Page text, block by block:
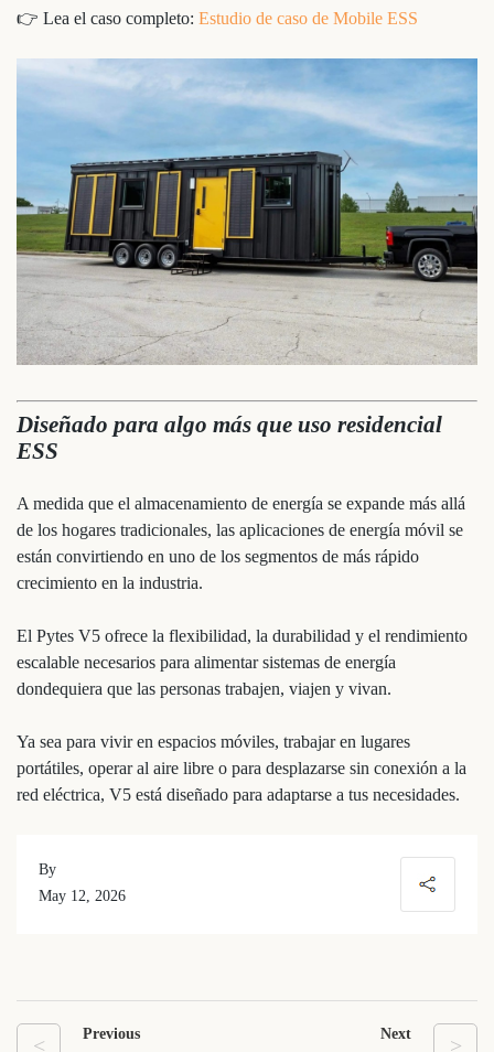
👉 Lea el caso completo: Estudio de caso de Mobile ESS
Diseñado para algo más que uso residencial
ESS
A medida que el almacenamiento de energía se expande más allá
de los hogares tradicionales, las aplicaciones de energía móvil se
están convirtiendo en uno de los segmentos de más rápido
crecimiento en la industria.
El Pytes V5 ofrece la flexibilidad, la durabilidad y el rendimiento
escalable necesarios para alimentar sistemas de energía
dondequiera que las personas trabajen, viajen y vivan.
Ya sea para vivir en espacios móviles, trabajar en lugares
portátiles, operar al aire libre o para desplazarse sin conexión a la
red eléctrica, V5 está diseñado para adaptarse a tus necesidades.
By
May 12, 2026
< Previous >
Next